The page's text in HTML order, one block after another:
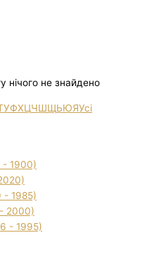
нічого не знайдено
УФХЦЧШЩЬЮЯУсі
- 1900)
- 1985)
2000)
- 1995)